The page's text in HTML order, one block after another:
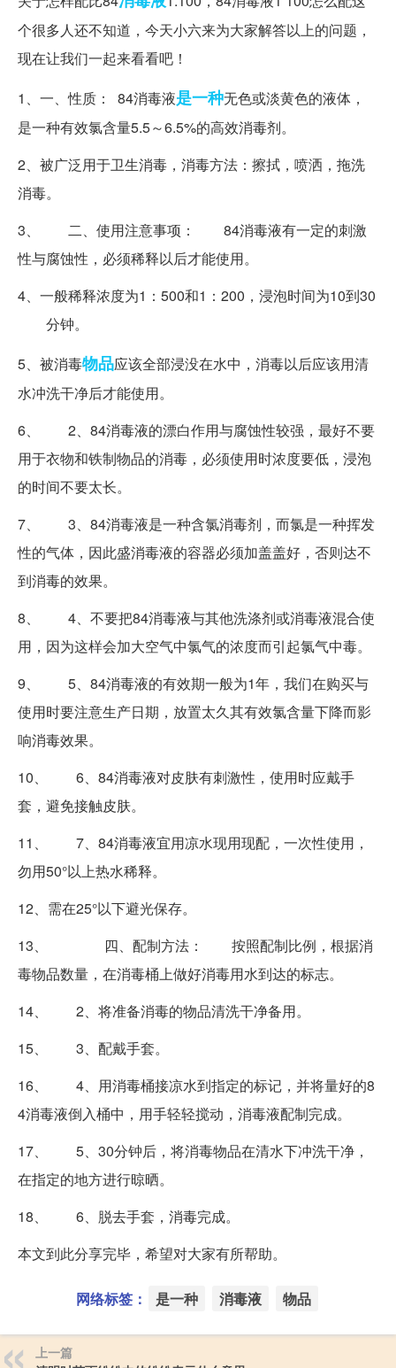
个很多人还不知道，今天小六来为大家解答以上的问题，
现在让我们一起来看看吧！
1、一、性质： 84消毒液是一种无色或淡黄色的液体，
是一种有效氯含量5.5～6.5%的高效消毒剂。
2、被广泛用于卫生消毒，消毒方法：擦拭，喷洒，拖洗
消毒。
3、 二、使用注意事项： 84消毒液有一定的刺激
性与腐蚀性，必须稀释以后才能使用。
4、一般稀释浓度为1：500和1：200，浸泡时间为10到30
分钟。
5、被消毒物品应该全部浸没在水中，消毒以后应该用清
水冲洗干净后才能使用。
6、 2、84消毒液的漂白作用与腐蚀性较强，最好不要
用于衣物和铁制物品的消毒，必须使用时浓度要低，浸泡
的时间不要太长。
7、 3、84消毒液是一种含氯消毒剂，而氯是一种挥发
性的气体，因此盛消毒液的容器必须加盖盖好，否则达不
到消毒的效果。
8、 4、不要把84消毒液与其他洗涤剂或消毒液混合使
用，因为这样会加大空气中氯气的浓度而引起氯气中毒。
9、 5、84消毒液的有效期一般为1年，我们在购买与
使用时要注意生产日期，放置太久其有效氯含量下降而影
响消毒效果。
10、 6、84消毒液对皮肤有刺激性，使用时应戴手
套，避免接触皮肤。
11、 7、84消毒液宜用凉水现用现配，一次性使用，
勿用50°以上热水稀释。
12、需在25°以下避光保存。
13、 四、配制方法： 按照配制比例，根据消
毒物品数量，在消毒桶上做好消毒用水到达的标志。
14、 2、将准备消毒的物品清洗干净备用。
15、 3、配戴手套。
16、 4、用消毒桶接凉水到指定的标记，并将量好的8
4消毒液倒入桶中，用手轻轻搅动，消毒液配制完成。
17、 5、30分钟后，将消毒物品在清水下冲洗干净，
在指定的地方进行晾晒。
18、 6、脱去手套，消毒完成。
本文到此分享完毕，希望对大家有所帮助。
网络标签： 是一种 消毒液 物品
上一篇